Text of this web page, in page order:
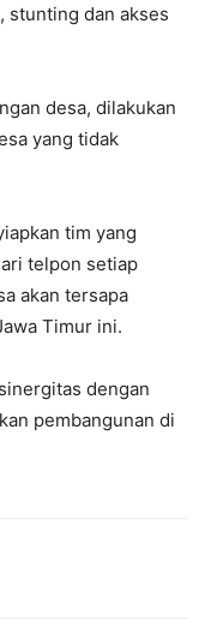
stunting dan akses
desa, dilakukan
yang tidak
tim yang
telpon setiap
akan tersapa
Timur ini.
dengan
pembangunan di